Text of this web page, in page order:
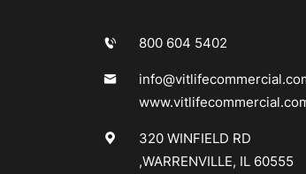
800 604 5402
320 WINFIELD RD
,WARRENVILLE, IL 60555